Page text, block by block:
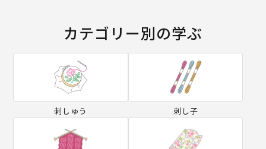
カテゴリー別の学ぶ
刺しゅう 刺し子